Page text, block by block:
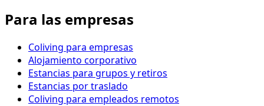
Para las empresas
Coliving para empresas
Alojamiento corporativo
Estancias para grupos y retiros
Estancias por traslado
Coliving para empleados remotos